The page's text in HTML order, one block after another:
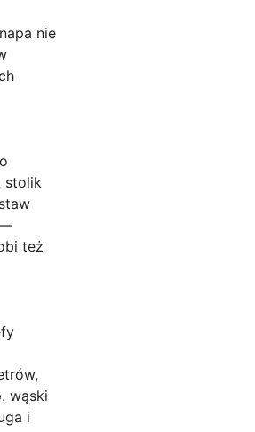
nie
stolik
—
też
wąski
i